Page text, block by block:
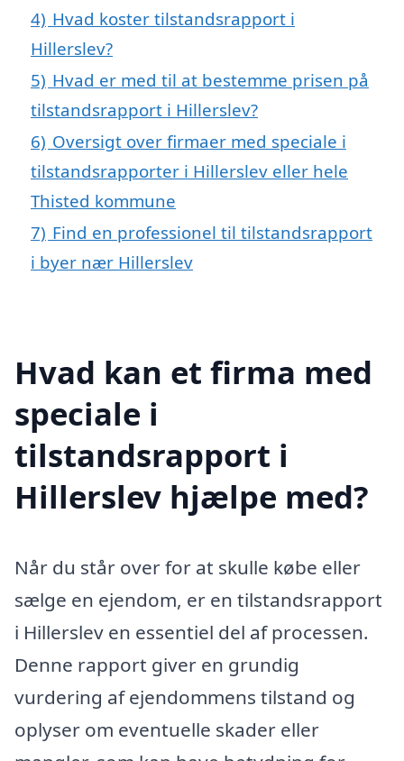
4) Hvad koster tilstandsrapport i
Hillerslev?
5) Hvad er med til at bestemme prisen på
tilstandsrapport i Hillerslev?
6) Oversigt over firmaer med speciale i
tilstandsrapporter i Hillerslev eller hele
Thisted kommune
7) Find en professionel til tilstandsrapport
i byer nær Hillerslev
Hvad kan et firma med
speciale i
tilstandsrapport i
Hillerslev hjælpe med?
Når du står over for at skulle købe eller
sælge en ejendom, er en tilstandsrapport
i Hillerslev en essentiel del af processen.
Denne rapport giver en grundig
vurdering af ejendommens tilstand og
oplyser om eventuelle skader eller